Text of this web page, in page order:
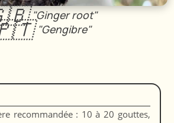
"Ginger root"
"Gengibre"
recommandée : 10 à 20 gouttes,